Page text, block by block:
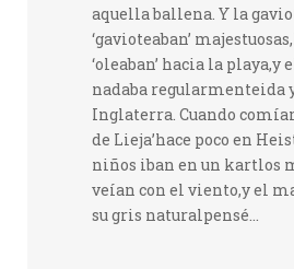
aquella ballena. Y la
‘gavioteaban’
‘oleaban’ hacia la playa,y
nadaba regularmenteida
Inglaterra. Cuando
de Lieja’hace poco en
niños iban en un kartlos
veían con el viento,y el
su gris naturalpensé...